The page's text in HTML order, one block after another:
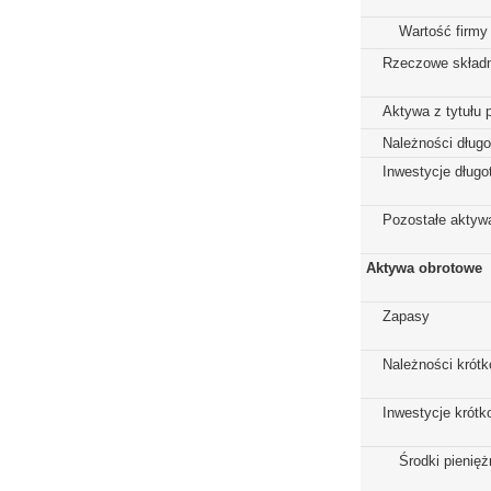
Wartość firmy
Rzeczowe
Aktywa z tytułu
Należności
Inwestycje
Pozostałe
Aktywa obrotowe
Zapasy
Należności
Inwestycje
Środki